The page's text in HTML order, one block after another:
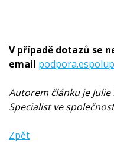
V případě dotazů se
email
Autorem článku je
Specialist ve
Zpět